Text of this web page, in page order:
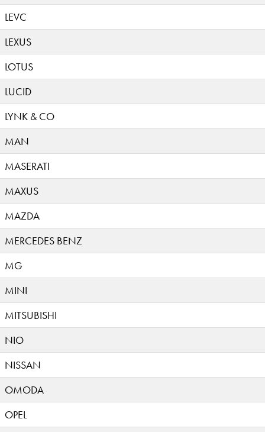
LEVC
LEXUS
LOTUS
LUCID
LYNK & CO
MAN
MASERATI
MAXUS
MAZDA
MERCEDES BENZ
MG
MINI
MITSUBISHI
NIO
NISSAN
OMODA
OPEL